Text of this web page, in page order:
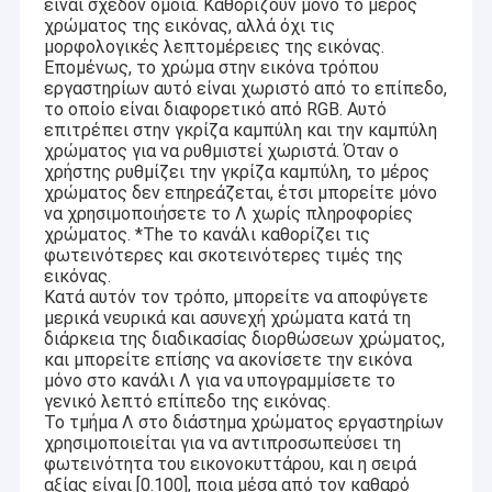
είναι σχεδόν όμοια. Καθορίζουν μόνο το μέρος
χρώματος της εικόνας, αλλά όχι τις
μορφολογικές λεπτομέρειες της εικόνας.
Επομένως, το χρώμα στην εικόνα τρόπου
εργαστηρίων αυτό είναι χωριστό από το επίπεδο,
το οποίο είναι διαφορετικό από RGB. Αυτό
επιτρέπει στην γκρίζα καμπύλη και την καμπύλη
χρώματος για να ρυθμιστεί χωριστά. Όταν ο
χρήστης ρυθμίζει την γκρίζα καμπύλη, το μέρος
χρώματος δεν επηρεάζεται, έτσι μπορείτε μόνο
να χρησιμοποιήσετε το Λ χωρίς πληροφορίες
χρώματος. *The το κανάλι καθορίζει τις
φωτεινότερες και σκοτεινότερες τιμές της
εικόνας.
Κατά αυτόν τον τρόπο, μπορείτε να αποφύγετε
μερικά νευρικά και ασυνεχή χρώματα κατά τη
διάρκεια της διαδικασίας διορθώσεων χρώματος,
και μπορείτε επίσης να ακονίσετε την εικόνα
μόνο στο κανάλι Λ για να υπογραμμίσετε το
γενικό λεπτό επίπεδο της εικόνας.
Το τμήμα Λ στο διάστημα χρώματος εργαστηρίων
χρησιμοποιείται για να αντιπροσωπεύσει τη
φωτεινότητα του εικονοκυττάρου, και η σειρά
αξίας είναι [0.100], ποια μέσα από τον καθαρό